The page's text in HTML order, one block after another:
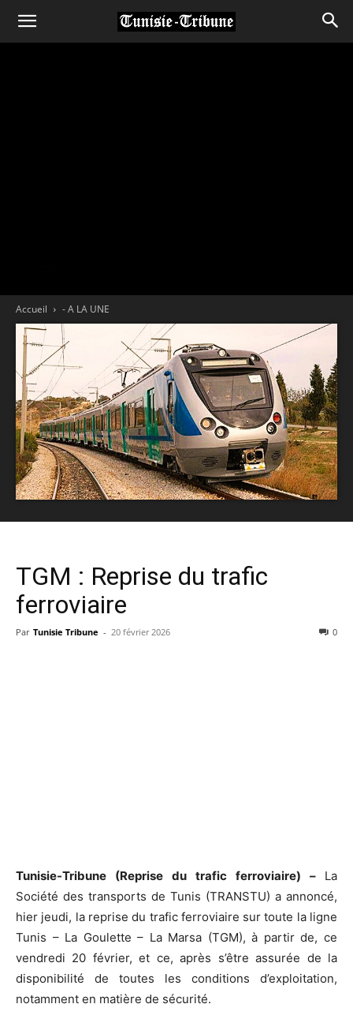
Accueil - A LA UNE
TGM : Reprise du trafic
ferroviaire
Par Tunisie Tribune - 20 février 2026 0
Tunisie-Tribune (Reprise du trafic ferroviaire) – La
Société des transports de Tunis (TRANSTU) a annoncé,
hier jeudi, la reprise du trafic ferroviaire sur toute la ligne
Tunis – La Goulette – La Marsa (TGM), à partir de, ce
vendredi 20 février, et ce, après s’être assurée de la
disponibilité de toutes les conditions d’exploitation,
notamment en matière de sécurité.